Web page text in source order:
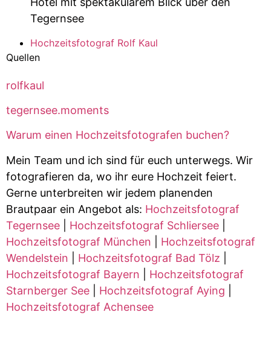
Tegernsee
Hochzeitsfotograf Rolf Kaul
Quellen
rolfkaul
tegernsee.moments
Warum einen Hochzeitsfotografen buchen?
Mein Team und ich sind für euch unterwegs. Wir
fotografieren da, wo ihr eure Hochzeit feiert.
Gerne unterbreiten wir jedem planenden
Brautpaar ein Angebot als: Hochzeitsfotograf
Tegernsee
Hochzeitsfotograf Schliersee
Hochzeitsfotograf München
Hochzeitsfotograf
Wendelstein
Hochzeitsfotograf Bad Tölz
Hochzeitsfotograf Bayern
Hochzeitsfotograf
Starnberger See
Hochzeitsfotograf Aying
Hochzeitsfotograf Achensee